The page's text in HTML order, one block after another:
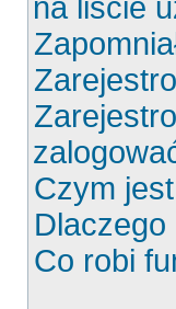
na liście
Czym
Co robi